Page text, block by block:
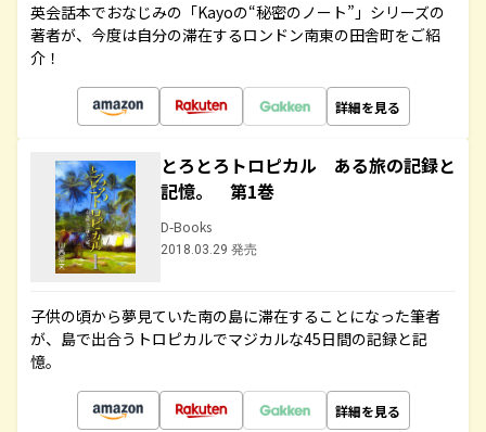
英会話本でおなじみの「Kayoの“秘密のノート”」シリーズの
著者が、今度は自分の滞在するロンドン南東の田舎町をご紹
介！
詳細を見る
とろとろトロピカル ある旅の記録と
記憶。 第1巻
D-Books
2018.03.29 発売
子供の頃から夢見ていた南の島に滞在することになった筆者
が、島で出合うトロピカルでマジカルな45日間の記録と記
憶。
詳細を見る